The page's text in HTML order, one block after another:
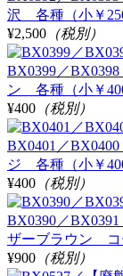
沢 各種（小￥
¥2,500 （税別）
BX0399／
ン 各種（小￥
¥400 （税別）
BX0401／
ジ 各種（小￥
¥400 （税別）
BX0390／
ザーブラウン コ
¥900 （税別）